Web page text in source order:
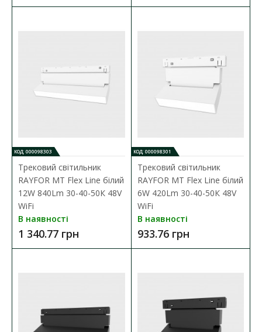
Шинопровід магнітний RAYFOR MT-G Rail чорний
врізний 2м під гіпсокартон 12мм
Наявність: В наявності
Шинопровід магнітний RAYFOR MT-G Rail є ідеальним рішенням
КОД: 000098303
Трековий світильник
RAYFOR MT Flex Line білий
12W 840Lm 30-40-50К 48V
WiFi
В наявності
1 340.77 грн
КОД: 000098301
Трековий світильник
RAYFOR MT Flex Line білий
6W 420Lm 30-40-50К 48V
WiFi
В наявності
933.76 грн